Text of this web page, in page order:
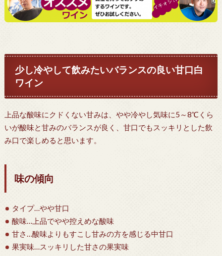
少し冷やして飲みたいバランスの良い甘口白
ワイン
上品な酸味にクドくない甘みは、やや冷やし気味に5～8℃くら
いが酸味と甘みのバランスが良く、甘口でもスッキリとした飲
み口で楽しめると思います。
味の傾向
タイプ…やや甘口
酸味…上品でやや控えめな酸味
甘さ…酸味よりもすこし甘みの方を感じる中甘口
果実味…スッキリした甘さの果実味